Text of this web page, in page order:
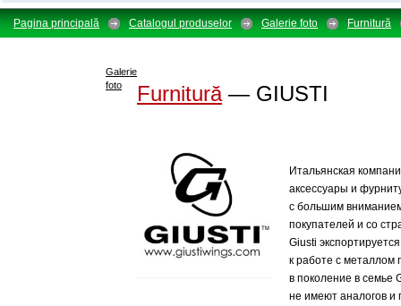
Pagina principală Catalogul produselor Galerie foto Furnitură
Galerie
foto
Furnitură— GIUSTI
Итальянская
аксессуары и
с большим
покупателей и со
Giusti
к работе с металлом
в поколение в семье
не имеют аналогов и